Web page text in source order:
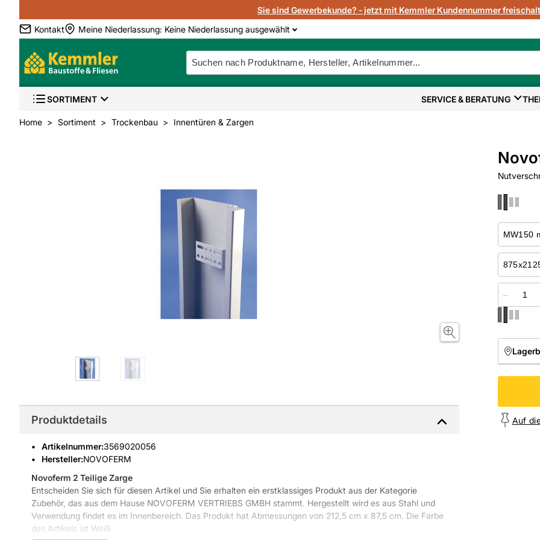
Sie sind Gewerbekunde? - jetzt mit Kemmler Kundennummer
Kontakt
Meine Niederlassung: Keine Niederlassung ausgewählt
SORTIMENT SERVICE & BERATUNG
Home Sortiment Trockenbau Innentüren & Zargen
−
Auf
Produktdetails
Artikelnummer:3569020056
Hersteller:NOVOFERM
Novoferm 2 Teilige Zarge
Entscheiden Sie sich für diesen Artikel und Sie erhalten ein erstklassiges Produkt aus der Kategorie
Zubehör, das aus dem Hause NOVOFERM VERTRIEBS GMBH stammt. Hergestellt wird es aus Stahl und
Verwendung findet es im Innenbereich. Das Produkt hat Abmessungen von 212,5 cm x 87,5 cm. Die Farbe
des Artikels ist Weiß.